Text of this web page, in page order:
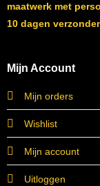
maatwerk met
10 dagen
Mijn Account
Mijn orders
Wishlist
Mijn account
Uitloggen